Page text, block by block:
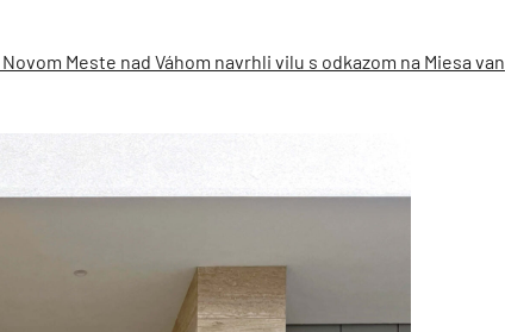
Meste nad Váhom navrhli vilu s odkazom na Miesa van